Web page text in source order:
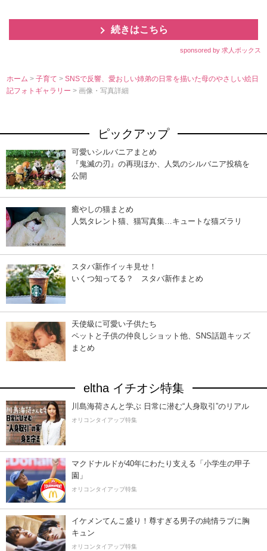
続きはこちら
sponsored by 求人ボックス
ホーム >子育て>SNSで反響、愛おしい姉弟の日常を描いた母のやさしい絵日
記フォトギャラリー> 画像・写真詳細
ピックアップ
可愛いシルバニアまとめ
『鬼滅の刃』の再現ほか、人気のシルバニア投稿を
公開
癒やしの猫まとめ
人気タレント猫、猫写真集…キュートな猫ズラリ
スタバ新作イッキ見せ！
いくつ知ってる？ スタバ新作まとめ
天使級に可愛い子供たち
ペットと子供の仲良しショット他、SNS話題キッズ
まとめ
eltha イチオシ特集
川島海荷さんと学ぶ 日常に潜む“人身取引”のリアル
オリコンタイアップ特集
マクドナルドが40年にわたり支える「小学生の甲子
園」
オリコンタイアップ特集
イケメンてんこ盛り！尊すぎる男子の純情ラブに胸
キュン
オリコンタイアップ特集